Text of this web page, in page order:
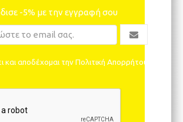
ΚΑΛΆΘΙ
-5% με την εγγραφή σου
και αποδέχομαι την Πολιτική Απορρήτου